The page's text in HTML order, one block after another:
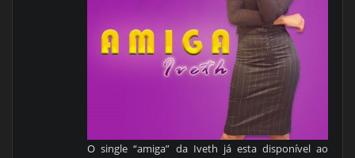
O single “amiga” da Iveth já esta disponível ao